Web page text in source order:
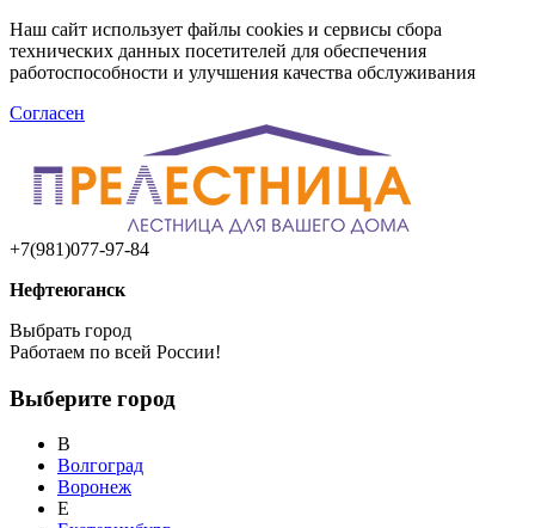
Наш сайт использует файлы cookies и сервисы сбора
технических данных посетителей для обеспечения
работоспособности и улучшения качества обслуживания
Согласен
+7(981)077-97-84
Нефтеюганск
Выбрать город
Работаем по всей России!
Выберите город
В
Волгоград
Воронеж
Е